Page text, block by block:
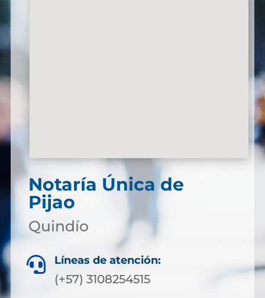
Notaría Única de
Pijao
Quindío
 Líneas de atención:
(+57) 3108254515